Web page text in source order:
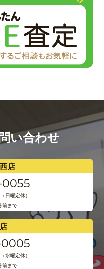
い合わせ
店
日曜定休）
前まで
水曜定休）
前まで